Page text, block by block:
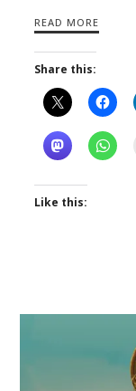
READ MORE
Share this:
Like this: